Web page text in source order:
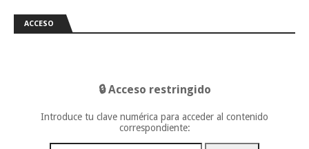
ACCESO
🔒 Acceso restringido
Introduce tu clave numérica para acceder al contenido
correspondiente: